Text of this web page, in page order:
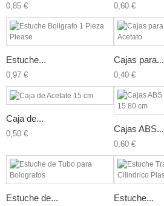
0,85 € 0,60 €
Estuche...
0,97 €
Cajas para...
0,40 €
Caja de...
0,50 € Cajas ABS...
0,60 €
Estuche de... Estuche...